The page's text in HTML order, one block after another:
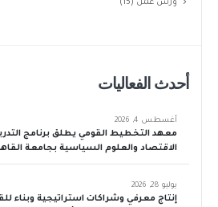
ورش عمل (15)
أحدث الفعاليات
معهد التخطيط القومي يطلق برنامج
الاقتصاد والعلوم السياسية بجامعة
أغسطس 4, 2026
إنتاج معرفي وشراكات استراتيجية وبناء
يوليو 28, 2026